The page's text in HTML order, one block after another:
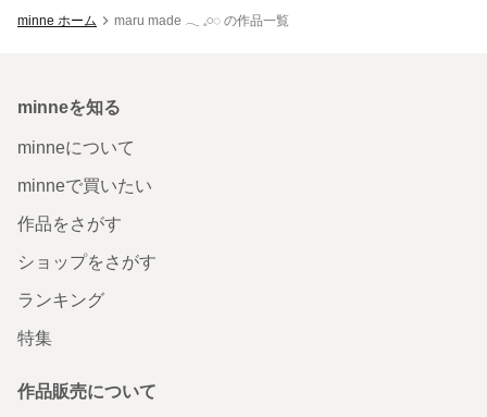
minne ホーム maru made ‪𓂃 𓈒𓏸◌‬ の作品一覧
minneを知る
minneについて
minneで買いたい
作品をさがす
ショップをさがす
ランキング
特集
作品販売について